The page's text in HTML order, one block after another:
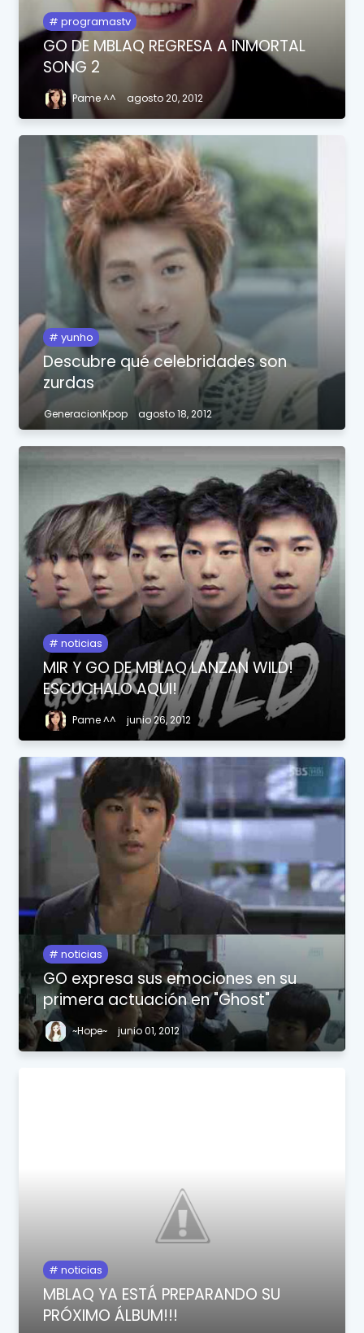
programastv
GO DE MBLAQ REGRESA A INMORTAL
SONG 2
Pame ^^ agosto 20, 2012
yunho
Descubre qué celebridades son
zurdas
GeneracionKpop agosto 18, 2012
noticias
MIR Y GO DE MBLAQ LANZAN WILD!
ESCUCHALO AQUI!
Pame ^^ junio 26, 2012
noticias
GO expresa sus emociones en su
primera actuación en "Ghost"
~Hope~ junio 01, 2012
noticias
MBLAQ YA ESTÁ PREPARANDO SU
PRÓXIMO ÁLBUM!!!